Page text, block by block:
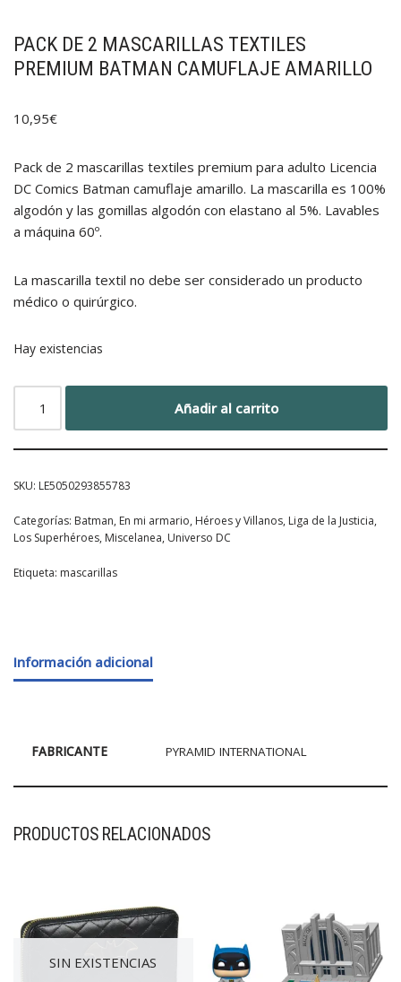
PACK DE 2 MASCARILLAS TEXTILES
PREMIUM BATMAN CAMUFLAJE AMARILLO
10,95€
Pack de 2 mascarillas textiles premium para adulto Licencia
DC Comics Batman camuflaje amarillo. La mascarilla es 100%
algodón y las gomillas algodón con elastano al 5%. Lavables
a máquina 60º.
La mascarilla textil no debe ser considerado un producto
médico o quirúrgico.
Hay existencias
Añadir al carrito
SKU: LE5050293855783
Categorías: Batman, En mi armario, Héroes y Villanos, Liga de la Justicia,
Los Superhéroes, Miscelanea, Universo DC
Etiqueta: mascarillas
Información adicional
FABRICANTE PYRAMID INTERNATIONAL
PRODUCTOS RELACIONADOS
SIN EXISTENCIAS